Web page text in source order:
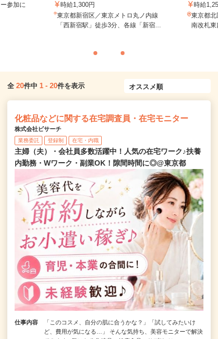
参加に
時給1,300円
東京都新宿区／東京メトロ丸ノ内線
「西新宿駅」徒歩3分、各線「新宿...
時給
東京都北
南改札
全 20件中 1 - 20件を表示
化粧品などに関する在宅調査員・在宅モニター
株式会社ビサーチ
業務委託 登録制 在宅・内職
主婦（夫）・会社員多数活躍中！人気の在宅ワーク♪扶養
内勤務・Wワーク・副業OK！隙間時間に◎@東京都
仕事内容
「このコスメ、自分の肌に合うかな？」「試してみたいけ
ど、費用が気になる…」 そんな気持ち、美容モニターで解決